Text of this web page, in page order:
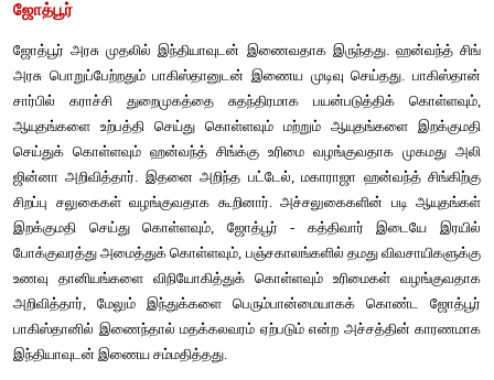
மேற்கொண்டார்.
பட்டேலும், வி.பி.மேனனும் சுதேசி அரசர்களிடம் அரசியல்
இணைய செய்தனர். அவர்களின் சுதேச அரசுகளின்
பறிமுதல் செய்யப்படாது என்று உறுதிமொழி அளிக்கப்பட்டது. பல
இந்தியாவுடன் இணைய ஒப்புதல் அளித்தனர். ஜூனாகத்,
ஐதராபாத் சுதேச அரசர்கள் தனித்திருக்க விரும்பினர்.
ஜூனாகத்
ஜூனாகத் நவாப் அல்லது அவரின் திவான் ஷா நவாஸ்
அதிபர் ஜில்பிகார் அலி பூட்டோவின் தந்தையார்)